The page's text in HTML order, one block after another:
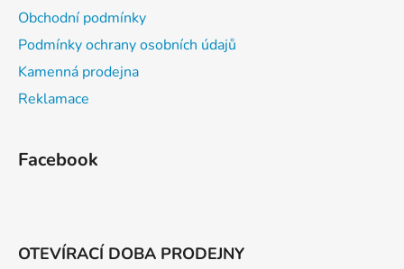
Obchodní podmínky
Podmínky ochrany osobních údajů
Kamenná prodejna
Reklamace
Facebook
OTEVÍRACÍ DOBA PRODEJNY